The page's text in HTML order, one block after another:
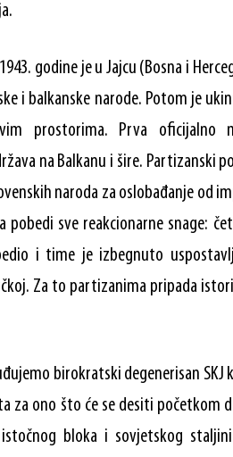
godine je u Jajcu (Bosna i
i balkanske narode. Potom je
prostorima. Prva oficijalno
na Balkanu i šire. Partizanski
naroda za oslobađanje od
pobedi sve reakcionarne snage:
i time je izbegnuto
Za to partizanima pripada
birokratski degenerisan
za ono što će se desiti početkom
bloka i sovjetskog